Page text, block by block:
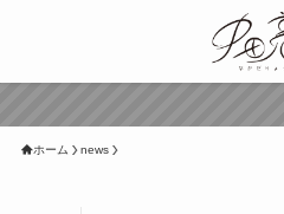
ホーム news